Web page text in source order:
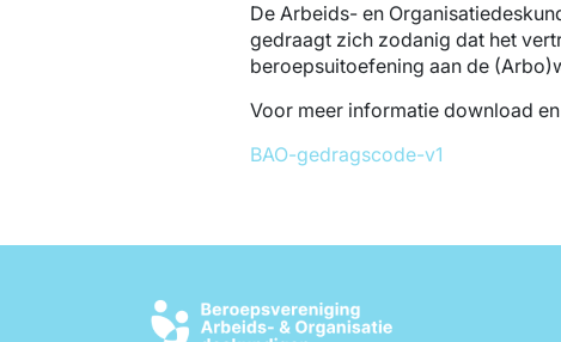
De Arbeids- en
gedraagt zich zodanig dat het
beroepsuitoefening aan de
Voor meer informatie download
BAO-gedragscode-v1